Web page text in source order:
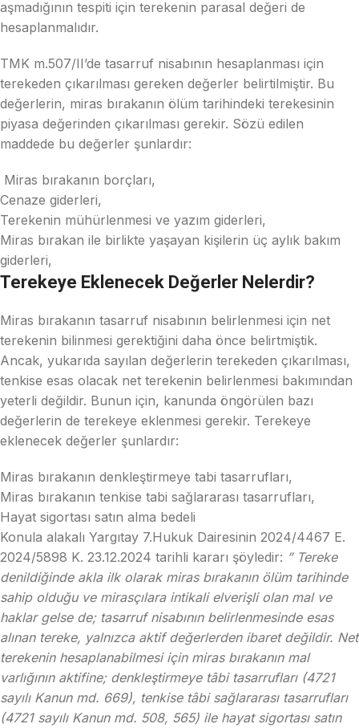
aşmadığının tespiti için terekenin parasal değeri de
hesaplanmalıdır.
TMK m.507/II’de tasarruf nisabının hesaplanması için
terekeden çıkarılması gereken değerler belirtilmiştir. Bu
değerlerin, miras bırakanın ölüm tarihindeki terekesinin
piyasa değerinden çıkarılması gerekir. Sözü edilen
maddede bu değerler şunlardır:
Miras bırakanın borçları,
Cenaze giderleri,
Terekenin mühürlenmesi ve yazım giderleri,
Miras bırakan ile birlikte yaşayan kişilerin üç aylık bakım
giderleri,
Terekeye Eklenecek Değerler Nelerdir?
Miras bırakanın tasarruf nisabının belirlenmesi için net
terekenin bilinmesi gerektiğini daha önce belirtmiştik.
Ancak, yukarıda sayılan değerlerin terekeden çıkarılması,
tenkise esas olacak net terekenin belirlenmesi bakımından
yeterli değildir. Bunun için, kanunda öngörülen bazı
değerlerin de terekeye eklenmesi gerekir. Terekeye
eklenecek değerler şunlardır:
Miras bırakanın denkleştirmeye tabi tasarrufları,
Miras bırakanın tenkise tabi sağlararası tasarrufları,
Hayat sigortası satın alma bedeli
Konula alakalı Yargıtay 7.Hukuk Dairesinin 2024/4467 E.
2024/5898 K. 23.12.2024 tarihli kararı şöyledir: ” Tereke
denildiğinde akla ilk olarak miras bırakanın ölüm tarihinde
sahip olduğu ve mirasçılara intikali elverişli olan mal ve
haklar gelse de; tasarruf nisabının belirlenmesinde esas
alınan tereke, yalnızca aktif değerlerden ibaret değildir. Net
terekenin hesaplanabilmesi için miras bırakanın mal
varlığının aktifine; denkleştirmeye tâbi tasarrufları (4721
sayılı Kanun md. 669), tenkise tâbi sağlararası tasarrufları
(4721 sayılı Kanun md. 508, 565) ile hayat sigortası satın